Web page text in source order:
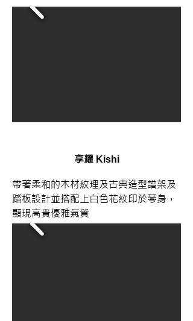
享耀​Kishi
​帶著柔和的木材紋理及古典造型譜架及
踏板設計並搭配上白色花紋印於琴身，
顯現高貴優雅氣質